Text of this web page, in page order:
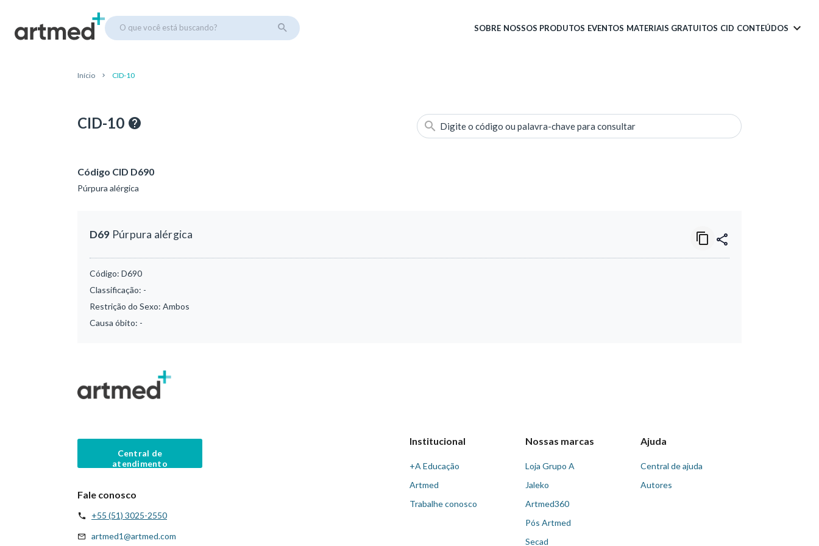
O que você está buscando? SOBRE NOSSOS PRODUTOS EVENTOS MATERIAIS GRATUITOS CID CONTEÚDOS
Início CID-10
CID-10 Digite o código ou palavra-chave para consultar
Código CID D690
Púrpura alérgica
D69 Púrpura alérgica
Código: D690
Classificação: -
Restrição do Sexo: Ambos
Causa óbito: -
Central de
atendimento
Fale conosco
+55 (51) 3025-2550
artmed1@artmed.com
Institucional
+A Educação
Artmed
Trabalhe conosco
Nossas marcas
Loja Grupo A
Jaleko
Artmed360
Pós Artmed
Secad
Ajuda
Central de ajuda
Autores